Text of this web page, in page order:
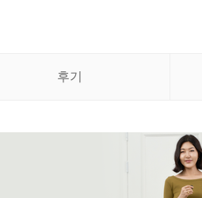
후기